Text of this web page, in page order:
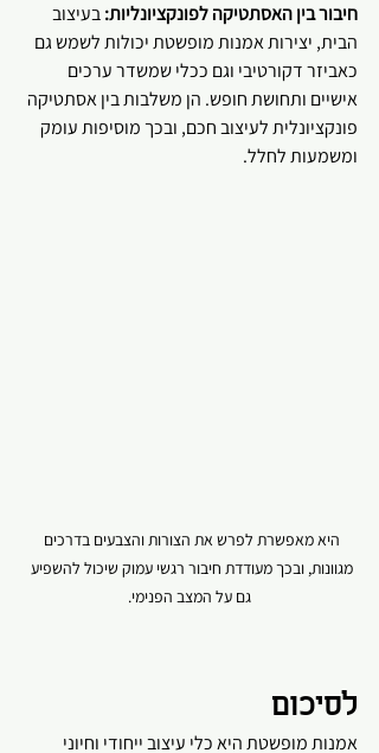
חיבור בין האסתטיקה לפונקציונליות: בעיצוב
הבית, יצירות אמנות מופשטת יכולות לשמש גם
כאביזר דקורטיבי וגם ככלי שמשדר ערכים
אישיים ותחושת חופש. הן משלבות בין אסתטיקה
פונקציונלית לעיצוב חכם, ובכך מוסיפות עומק
ומשמעות לחלל.
היא מאפשרת לפרש את הצורות והצבעים בדרכים
מגוונות, ובכך מעודדת חיבור רגשי עמוק שיכול להשפיע
גם על המצב הפנימי.
לסיכום
אמנות מופשטת היא כלי עיצוב ייחודי וחיוני